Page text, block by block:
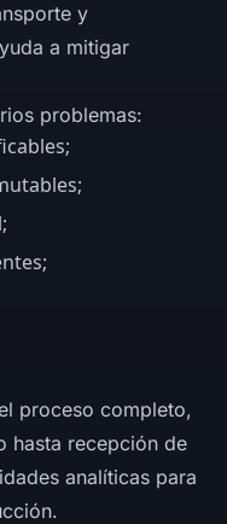
y
a mitigar
problemas:
proceso completo,
hasta recepción de
analíticas para